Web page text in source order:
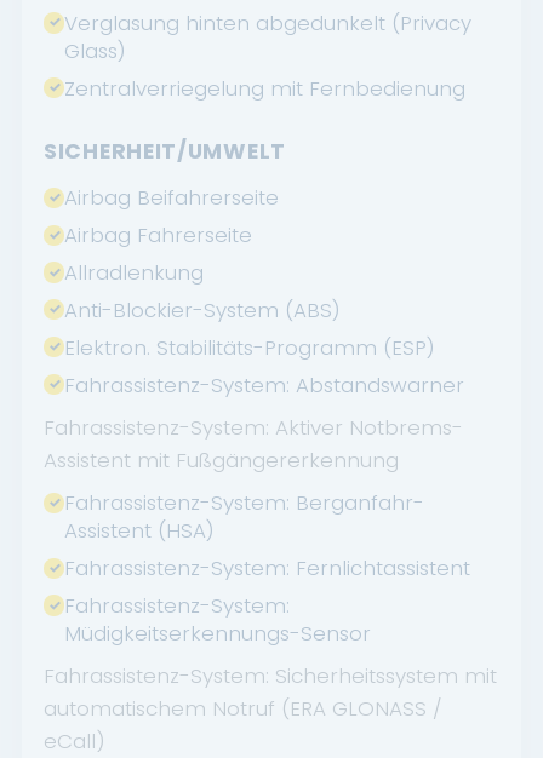
Verglasung hinten abgedunkelt (Privacy
Glass)
Zentralverriegelung mit Fernbedienung
SICHERHEIT/UMWELT
Airbag Beifahrerseite
Airbag Fahrerseite
Allradlenkung
Anti-Blockier-System (ABS)
Elektron. Stabilitäts-Programm (ESP)
Fahrassistenz-System: Abstandswarner
Fahrassistenz-System: Aktiver Notbrems-
Assistent mit Fußgängererkennung
Fahrassistenz-System: Berganfahr-
Assistent (HSA)
Fahrassistenz-System: Fernlichtassistent
Fahrassistenz-System:
Müdigkeitserkennungs-Sensor
Fahrassistenz-System: Sicherheitssystem mit
automatischem Notruf (ERA GLONASS /
eCall)